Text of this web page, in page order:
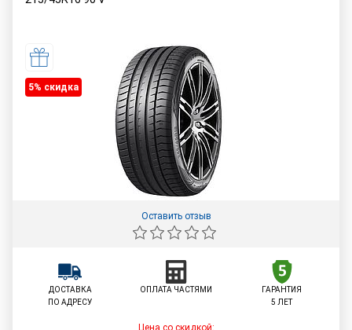
5% cкидка
Оставить отзыв
ДОСТАВКА
ПО АДРЕСУ
ОПЛАТА ЧАСТЯМИ
ГАРАНТИЯ
5 ЛЕТ
Цена со скидкой: